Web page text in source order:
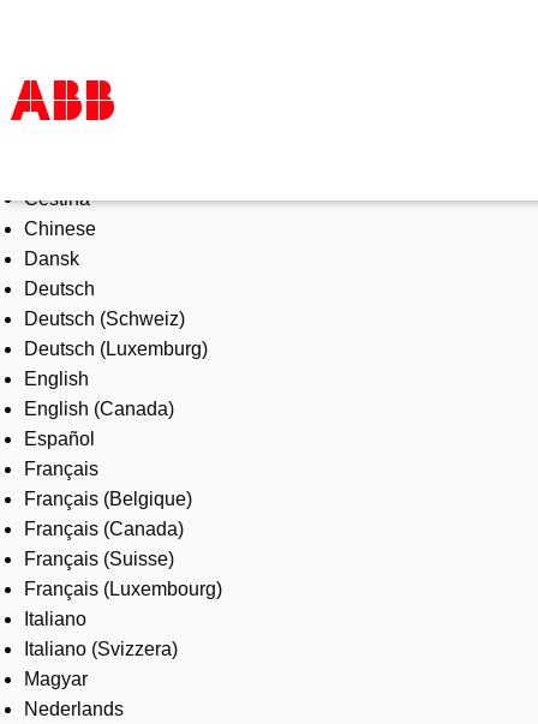
Productos & Soluciones
Industrias
Servicios
Sobre ABB
Dónde comprar
Contáctanos
Carreras
Čeština
Chinese
Dansk
Deutsch
Deutsch (Schweiz)
Deutsch (Luxemburg)
English
English (Canada)
Español
Français
Français (Belgique)
Français (Canada)
Français (Suisse)
Français (Luxembourg)
Italiano
Italiano (Svizzera)
Magyar
Nederlands